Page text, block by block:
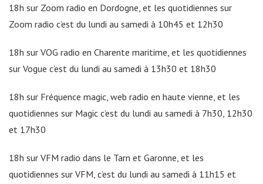
18h sur Zoom radio en Dordogne, et les quotidiennes sur
Zoom radio c’est du lundi au samedi à 10h45 et 12h30
18h sur VOG radio en Charente maritime, et les quotidiennes
sur Vogue c’est du lundi au samedi à 13h30 et 18h30
18h sur Fréquence magic, web radio en haute vienne, et les
quotidiennes sur Magic c’est du lundi au samedi à 7h30, 12h30
et 17h30
18h sur VFM radio dans le Tarn et Garonne, et les
quotidiennes sur VFM, c’est du lundi au samedi à 11h15 et